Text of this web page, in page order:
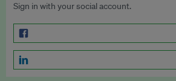
Sign in with your social account.